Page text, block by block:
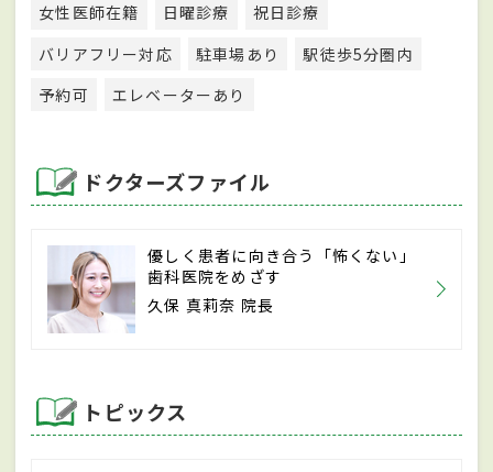
女性医師在籍 日曜診療
祝日診療
バリアフリー対応
駐車場あり
駅徒歩5分圏内
予約可
エレベーターあり
ドクターズファイル
優しく患者に向き合う「怖くない」
歯科医院をめざす
久保 真莉奈 院長
トピックス